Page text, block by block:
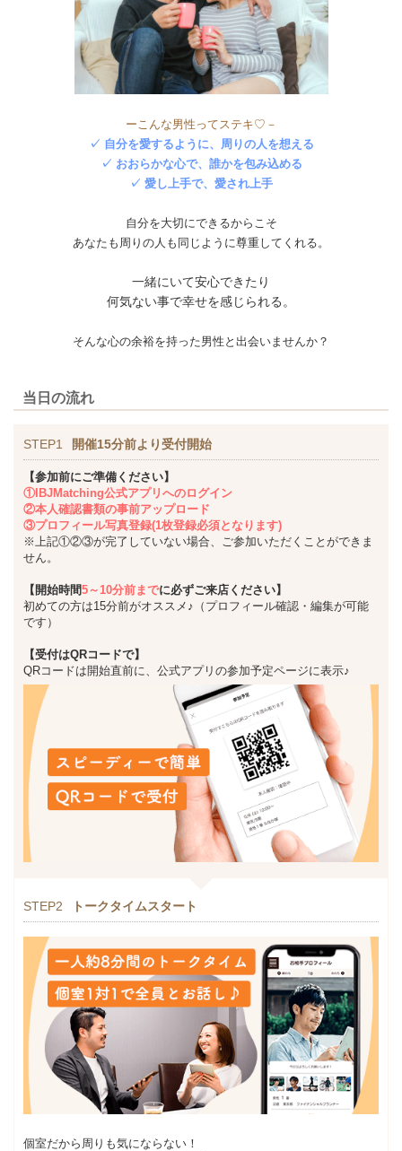
ーこんな男性ってステキ♡－
✓ 自分を愛するように、周りの人を想える
✓ おおらかな心で、誰かを包み込める
✓ 愛し上手で、愛され上手
自分を大切にできるからこそ
あなたも周りの人も同じように尊重してくれる。
一緒にいて安心できたり
何気ない事で幸せを感じられる。
そんな心の余裕を持った男性と出会いませんか？
当日の流れ
STEP1 開催15分前より受付開始
【参加前にご準備ください】
①IBJMatching公式アプリへのログイン
②本人確認書類の事前アップロード
③プロフィール写真登録(1枚登録必須となります)
※上記①②③が完了していない場合、ご参加いただくことができま
せん。
【開始時間5～10分前までに必ずご来店ください】
初めての方は15分前がオススメ♪（プロフィール確認・編集が可能
です）
【受付はQRコードで】
QRコードは開始直前に、公式アプリの参加予定ページに表示♪
STEP2 トークタイムスタート
個室だから周りも気にならない！